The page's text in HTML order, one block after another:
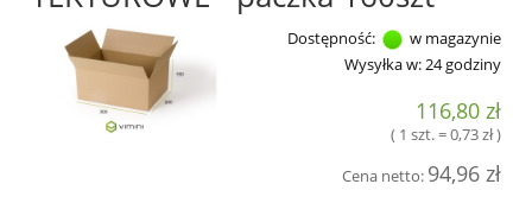
Dostępność:
w magazynie
Wysyłka w:24 godziny
116,80 zł
( 1 szt. = 0,73 zł )
Cena netto: 94,96 zł